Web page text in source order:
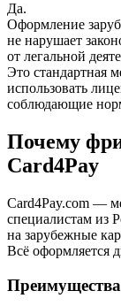
Да.
Оформление
не нарушает
от легальной
Это стандартная
использовать
соблюдающие
Почему
Card4Pay
Card4Pay.com —
специалистам из
на зарубежные
Всё оформляется